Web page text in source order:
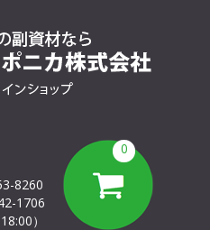
8260
1706
）
0